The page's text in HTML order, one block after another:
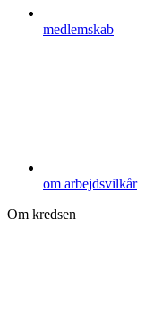
medlemskab
om arbejdsvilkår
Om kredsen